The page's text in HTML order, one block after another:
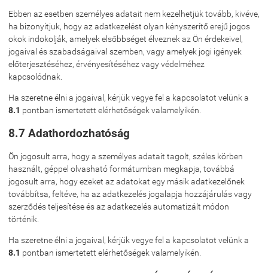
Ebben az esetben személyes adatait nem kezelhetjük tovább, kivéve,
ha bizonyítjuk, hogy az adatkezelést olyan kényszerítő erejű jogos
okok indokolják, amelyek elsőbbséget élveznek az Ön érdekeivel,
jogaival és szabadságaival szemben, vagy amelyek jogi igények
előterjesztéséhez, érvényesítéséhez vagy védelméhez
kapcsolódnak.
Ha szeretne élni a jogaival, kérjük vegye fel a kapcsolatot velünk a
8.1 pontban ismertetett elérhetőségek valamelyikén.
8.7 Adathordozhatóság
Ön jogosult arra, hogy a személyes adatait tagolt, széles körben
használt, géppel olvasható formátumban megkapja, továbbá
jogosult arra, hogy ezeket az adatokat egy másik adatkezelőnek
továbbítsa, feltéve, ha az adatkezelés jogalapja hozzájárulás vagy
szerződés teljesítése és az adatkezelés automatizált módon
történik.
Ha szeretne élni a jogaival, kérjük vegye fel a kapcsolatot velünk a
8.1 pontban ismertetett elérhetőségek valamelyikén.